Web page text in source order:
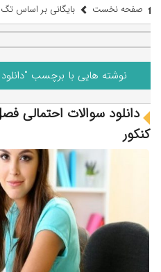
صفحه نخست بایگانی بر اساس
نوشته هایی با برچسب
دانلود سوالات احتمالی
کنکور